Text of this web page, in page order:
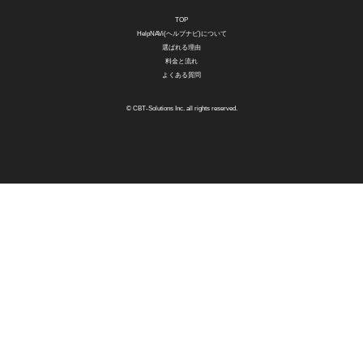
TOP
HelpNAVi(ヘルプナビ)について
選ばれる理由
料金と流れ
よくある質問
© CBT-Solutions Inc. all rights reserved.